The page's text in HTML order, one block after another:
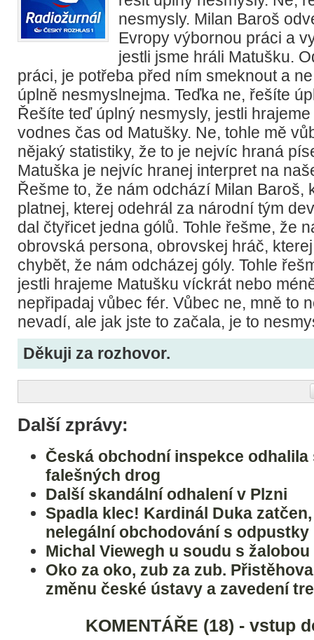
nesmysly. Milan Baroš
Evropy výbornou práci a
jestli jsme hráli Matušku.
práci, je potřeba před ním smeknout a
úplně nesmyslnejma. Teďka ne, řešíte
Řešíte teď úplný nesmysly, jestli
vodnes čas od Matušky. Ne, tohle mě
nějaký statistiky, že to je nejvíc hraná
Matuška je nejvíc hranej interpret na
Řešme to, že nám odchází Milan Baroš,
platnej, kterej odehrál za národní tým
dal čtyřicet jedna gólů. Tohle řešme, že
obrovská persona, obrovskej hráč,
chybět, že nám odcházej góly. Tohle
jestli hrajeme Matušku víckrát nebo
nepřipadaj vůbec fér. Vůbec ne, mně to
nevadí, ale jak jste to začala, je to
Děkuji za rozhovor.
Další zprávy:
Česká obchodní inspekce
falešných drog
Další skandální odhalení v Plzni
Spadla klec! Kardinál Duka
nelegální obchodování s odpustky
Michal Viewegh u soudu s
Oko za oko, zub za zub.
změnu české ústavy a zavedení
KOMENTÁŘE (18) - vstup